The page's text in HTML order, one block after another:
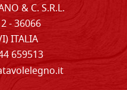
& C. S.R.L.
- 36066
ITALIA
659513